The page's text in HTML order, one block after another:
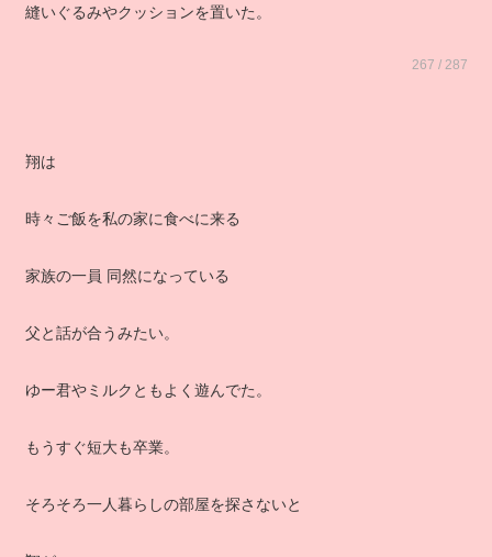
縫いぐるみやクッションを置いた。
267 / 287
翔は
時々ご飯を私の家に食べに来る
家族の一員 同然になっている
父と話が合うみたい。
ゆー君やミルクともよく遊んでた。
もうすぐ短大も卒業。
そろそろ一人暮らしの部屋を探さないと